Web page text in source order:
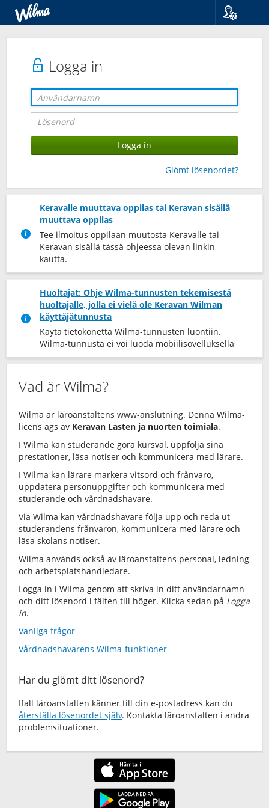
Logga in
Glömt lösenordet?
Keravalle muuttava oppilas tai Keravan sisällä
muuttava oppilas
Tee ilmoitus oppilaan muutosta Keravalle tai
Keravan sisällä tässä ohjeessa olevan linkin
kautta.
Huoltajat: Ohje Wilma-tunnusten tekemisestä
huoltajalle, jolla ei vielä ole Keravan Wilman
käyttäjätunnusta
Käytä tietokonetta Wilma-tunnusten luontiin.
Wilma-tunnusta ei voi luoda mobiilisovelluksella
Vad är Wilma?
Wilma är läroanstaltens www-anslutning. Denna Wilma-
licens ägs av Keravan Lasten ja nuorten toimiala.
I Wilma kan studerande göra kursval, uppfölja sina
prestationer, läsa notiser och kommunicera med lärare.
I Wilma kan lärare markera vitsord och frånvaro,
uppdatera personuppgifter och kommunicera med
studerande och vårdnadshavare.
Via Wilma kan vårdnadshavare följa upp och reda ut
studerandens frånvaron, kommunicera med lärare och
läsa skolans notiser.
Wilma används också av läroanstaltens personal, ledning
och arbetsplatshandledare.
Logga in i Wilma genom att skriva in ditt användarnamn
och ditt lösenord i fälten till höger. Klicka sedan på Logga
in.
Vanliga frågor
Vårdnadshavarens Wilma-funktioner
Har du glömt ditt lösenord?
Ifall läroanstalten känner till din e-postadress kan du
återställa lösenordet själv. Kontakta läroanstalten i andra
problemsituationer.